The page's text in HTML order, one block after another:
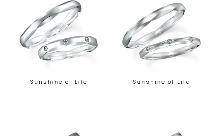
Sunshine of Life Sunshine of Life